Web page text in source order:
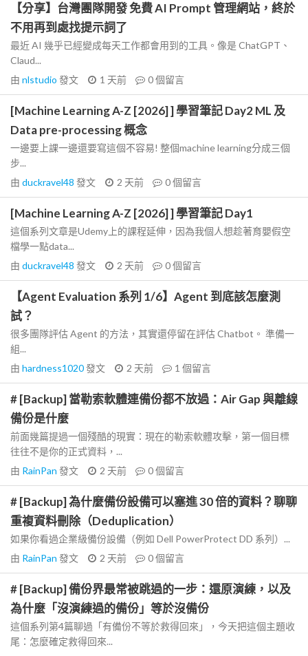
【分享】台灣團隊開發 免費 AI Prompt 管理網站，終於
不用再到處找提示詞了
最近 AI 幾乎已經變成每天工作都會用到的工具。像是 ChatGPT、
Claud...
由 nlstudio 發文 1 天前 0個留言
[Machine Learning A-Z [2026] ] 學習筆記 Day2 ML 及
Data pre-processing 概念
一邊要上課一邊還要寫這個不容易! 整個machine learning分成三個
步...
由 duckravel48 發文 2 天前 0個留言
[Machine Learning A-Z [2026] ] 學習筆記 Day1
這個系列文章是Udemy上的課程延伸，因為我個人想趁著育嬰假空
檔學一點data...
由 duckravel48 發文 2 天前 0個留言
【Agent Evaluation 系列 1/6】Agent 到底該怎麼測
試？
很多團隊評估 Agent 的方法，其實還停留在評估 Chatbot。 準備一
組...
由 hardness1020發文 2 天前 1 個留言
# [Backup] 當勒索軟體連備份都不放過：Air Gap 與離線
備份是什麼
前面幾篇提過一個殘酷的現實：現在的勒索軟體攻擊，第一個目標
往往不是你的正式資料，...
由 RainPan 發文 2 天前 0個留言
# [Backup] 為什麼備份設備可以塞進 30 倍的資料？聊聊
重複資料刪除（Deduplication）
如果你看過企業級備份設備（例如 Dell PowerProtect DD 系列）...
由 RainPan 發文 2 天前 0個留言
# [Backup] 備份界最常被跳過的一步：還原演練，以及
為什麼「沒演練過的備份」等於沒備份
這個系列第4篇聊過「有備份不等於救得回來」，今天把這個主題收
尾：怎麼確定救得回來...